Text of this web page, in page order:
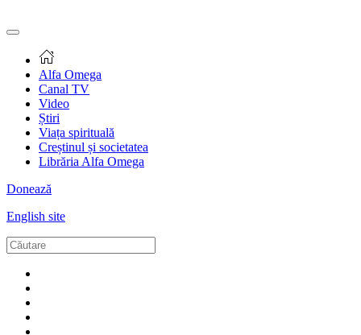
Alfa Omega
Canal TV
Video
Știri
Viața spirituală
Creștinul și societatea
Librăria Alfa Omega
Donează
English site